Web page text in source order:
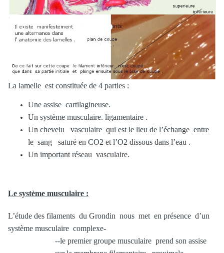
La lamelle est constituée de 4 parties :
Une assise cartilagineuse.
Un système musculaire. ligamentaire .
Un chevelu vasculaire qui est le lieu de l’échange entre
le sang saturé en CO2 et l’O2 dissous dans l’eau .
Un important réseau vasculaire.
Le système musculaire :
L’étude des filaments du Grondin nous met en présence d’un
système musculaire complexe-
--le premier groupe musculaire prend son assise